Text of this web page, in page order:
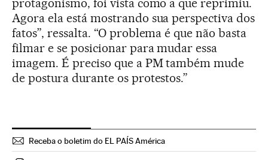
protagonismo, foi vista como a que reprimiu.
Agora ela está mostrando sua perspectiva dos
fatos”, ressalta. “O problema é que não basta
filmar e se posicionar para mudar essa
imagem. É preciso que a PM também mude
de postura durante os protestos.”
Receba o boletim do EL PAÍS América